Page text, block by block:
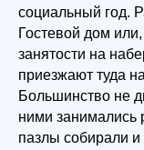
социальный год.
Гостевой дом
занятости на
приезжают туда
Большинство не
ними занимались
пазлы собирали и